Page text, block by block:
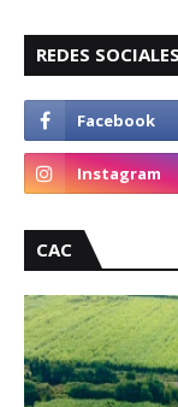
REDES SOCIALES
CAC